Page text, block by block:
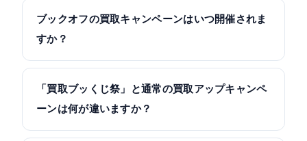
ブックオフの買取キャンペーンはいつ開催されま
すか？
「買取ブッくじ祭」と通常の買取アップキャンペ
ーンは何が違いますか？